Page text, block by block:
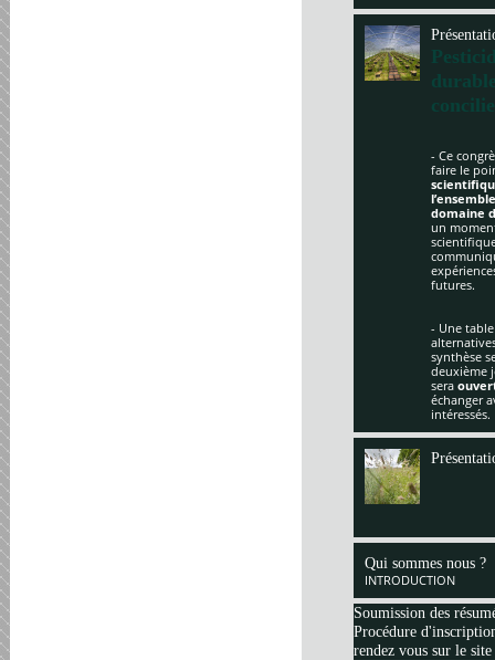
- Ce
faire le
domaine
un
futures.
- Une
synthèse
deuxième
sera
échanger
intéressés.
Qui sommes nous ?
INTRODUCTION
Soumission des
Procédure
rendez vous sur le